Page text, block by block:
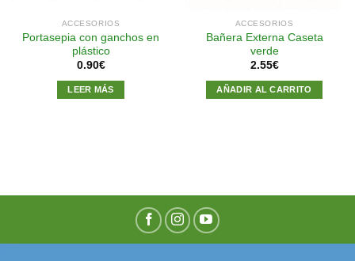
ACCESORIOS
Portasepia con ganchos en
plástico
0.90€
LEER MÁS
ACCESORIOS
Bañera Externa Caseta
verde
2.55€
AÑADIR AL CARRITO